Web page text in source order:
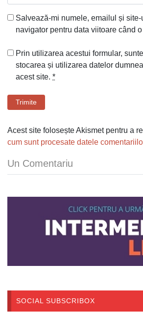
Salvează-mi numele, emailul și
navigator pentru data viitoare când
Prin utilizarea acestui formular,
stocarea și utilizarea datelor
acest site. *
Trimite
Acest site folosește Akismet pentru a
cum sunt procesate datele
Un Comentariu
SOCIAL SUBSCRIBOX